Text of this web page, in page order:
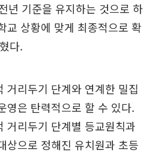
년 기준을 유지하는 것으로 하
교 상황에 맞게 최종적으로 확
다.
거리두기 단계와 연계한 밀집
영은 탄력적으로 할 수 있다.
거리두기 단계별 등교원칙과
상으로 정해진 유치원과 초등